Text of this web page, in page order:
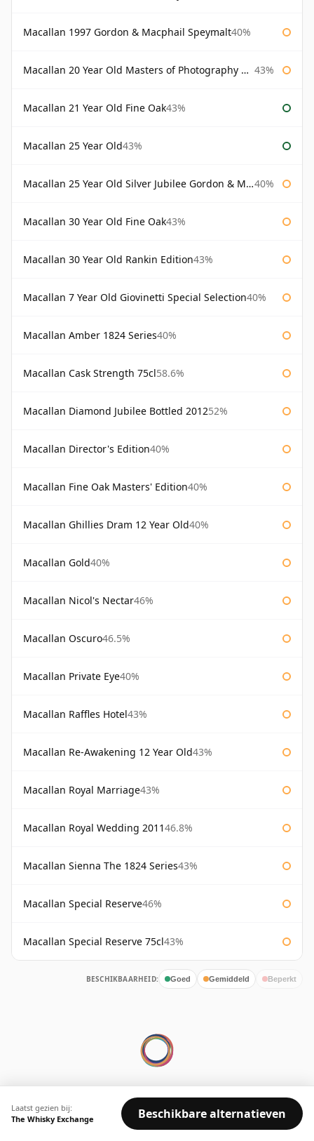
Macallan 1997 Gordon & Macphail Speymalt40%
Macallan 20 Year Old Masters of Photography Albert Watson 43%
Macallan 21 Year Old Fine Oak43%
Macallan 25 Year Old43%
Macallan 25 Year Old Silver Jubilee Gordon & Macphail 40%
Macallan 30 Year Old Fine Oak43%
Macallan 30 Year Old Rankin Edition43%
Macallan 7 Year Old Giovinetti Special Selection40%
Macallan Amber 1824 Series40%
Macallan Cask Strength 75cl58.6%
Macallan Diamond Jubilee Bottled 201252%
Macallan Director's Edition40%
Macallan Fine Oak Masters' Edition40%
Macallan Ghillies Dram 12 Year Old40%
Macallan Gold40%
Macallan Nicol's Nectar46%
Macallan Oscuro46.5%
Macallan Private Eye40%
Macallan Raffles Hotel43%
Macallan Re-Awakening 12 Year Old43%
Macallan Royal Marriage43%
Macallan Royal Wedding 201146.8%
Macallan Sienna The 1824 Series43%
Macallan Special Reserve46%
Macallan Special Reserve 75cl43%
BESCHIKBAARHEID: Goed Gemiddeld Beperkt
Laatst gezien bij:
The Whisky Exchange
Beschikbare alternatieven
© 2026 Whisky Marketplace Ltd.
128 City Road, London, EC1V 2NX, UK ·
Bedrijfsnr. 17204643·VAT 519 9116 71